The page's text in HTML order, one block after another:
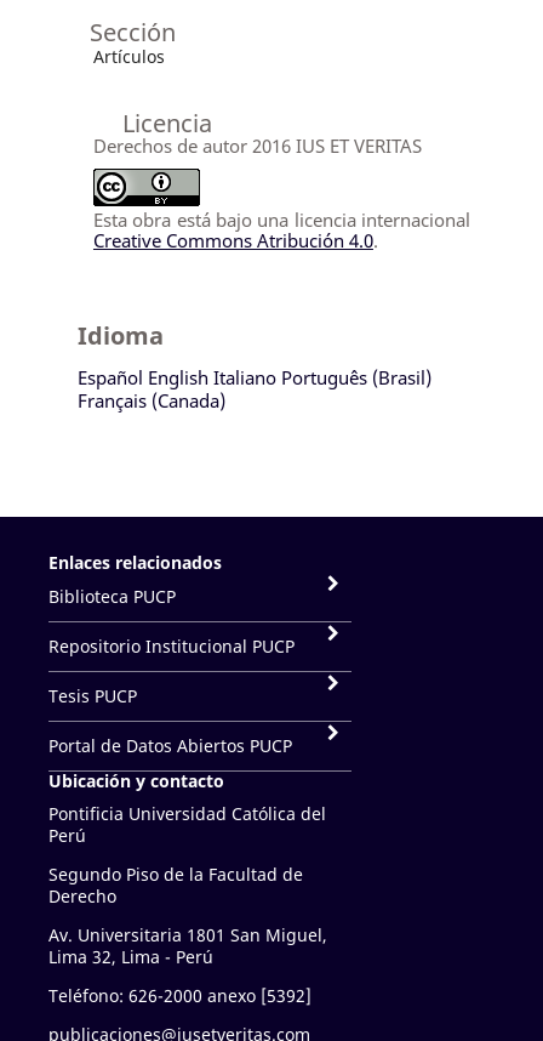
Sección
Artículos
Licencia
Derechos de autor 2016 IUS ET VERITAS
Esta obra está bajo una licencia internacional
Creative Commons Atribución 4.0.
Idioma
Español English Italiano Português (Brasil)
Français (Canada)
Enlaces relacionados
Biblioteca PUCP
Repositorio Institucional PUCP
Tesis PUCP
Portal de Datos Abiertos PUCP
Ubicación y contacto
Pontificia Universidad Católica del
Perú
Segundo Piso de la Facultad de
Derecho
Av. Universitaria 1801 San Miguel,
Lima 32, Lima - Perú
Teléfono: 626-2000 anexo [5392]
publicaciones@iusetveritas.com